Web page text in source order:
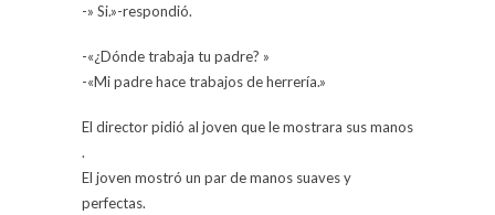
-» Si.»-respondió.
-«¿Dónde trabaja tu padre? »
-«Mi padre hace trabajos de herrería.»
El director pidió al joven que le mostrara sus manos
.
El joven mostró un par de manos suaves y
perfectas.